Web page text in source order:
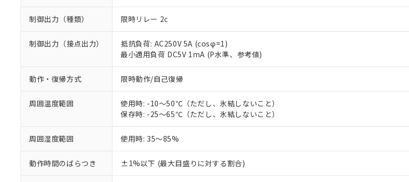
制御出力（種類） 限時リレー 2c
制御出力（接点出力）
抵抗負荷: AC250V 5A (cosφ=1)
最小適用負荷 DC5V 1mA (P水準、参考値)
動作・復帰方式 限時動作/自己復帰
周囲温度範囲
使用時: -10～50℃（ただし、氷結しないこと）
保存時: -25～65℃（ただし、氷結しないこと）
周囲湿度範囲 使用時: 35～85%
動作時間のばらつき ±1%以下 (最大目盛りに対する割合)
※1 対応状況
対応済み：EU RoHS指令（10物質）の非含有に対応した製品が提供